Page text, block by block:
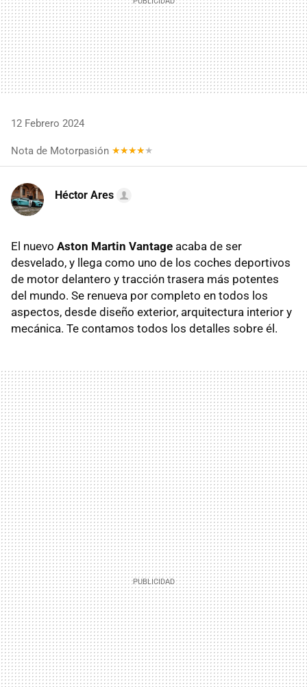
12 Febrero 2024
Nota de Motorpasión
Héctor Ares
El nuevo Aston Martin Vantage acaba de ser
desvelado, y llega como uno de los coches deportivos
de motor delantero y tracción trasera más potentes
del mundo. Se renueva por completo en todos los
aspectos, desde diseño exterior, arquitectura interior y
mecánica. Te contamos todos los detalles sobre él.